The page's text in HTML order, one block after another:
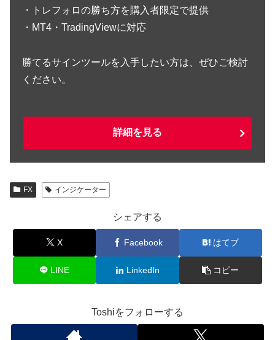
・トレフォロの勝ち方を購入者限定で提供
・MT4・TradingViewに対応
勝てるサインツールを入手したい方は、ぜひご検討
ください。
詳細を見る
FX インジケーター
シェアする
X Facebook はてブ
LINE LinkedIn コピー
Toshiをフォローする